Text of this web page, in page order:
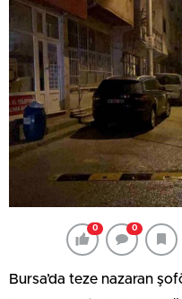
0 0
Bursa’da teze nazaran